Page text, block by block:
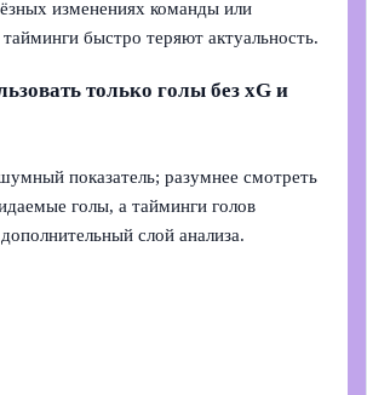
изменениях команды или
тайминги быстро теряют актуальность.
только голы без xG и
показатель; разумнее смотреть
голы, а тайминги голов
слой анализа.